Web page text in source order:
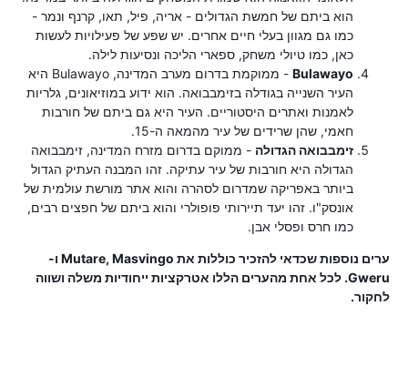
הוא ביתם של חמשת הגדולים - אריה, פיל, תאו, קרנף ונמר -
כמו גם מגוון בעלי חיים אחרים. יש שפע של פעילויות לעשות
כאן, כמו טיולי משחק, ספארי הליכה ונסיעות לילה.
Bulawayo
- ממוקמת בדרום מערב המדינה, Bulawayo היא
העיר השנייה בגודלה בזימבבואה. הוא ידוע במוזיאונים, גלריות
לאמנות ואתרים היסטוריים. העיר היא גם ביתם של חורבות
חאמי, שהן שרידים של עיר מהמאה ה-15.
זימבבואה הגדולה - ממוקם בדרום מזרח המדינה, זימבבואה
הגדולה היא חורבות של עיר עתיקה. זהו המבנה העתיק הגדול
ביותר באפריקה שמדרום לסהרה והוא אתר מורשת עולמית של
אונסק"ו. זהו יעד תיירותי פופולרי והוא ביתם של חפצים רבים,
כמו חרס ופסלי אבן.
ערים נוספות שכדאי להזכיר כוללות את Mutare, Masvingo ו-
Gweru. לכל אחת מהערים הללו אטרקציות ייחודיות משלה ושווה
לחקור.